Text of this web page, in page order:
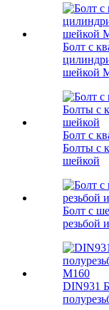
Болт с
шейкой
Болт с
Болты с
шейкой
Болт с
резьбой
DIN931